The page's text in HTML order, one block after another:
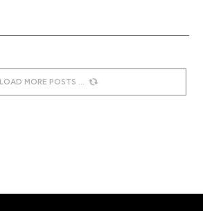
LOAD MORE POSTS